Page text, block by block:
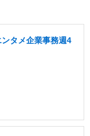
タメ企業事務週4